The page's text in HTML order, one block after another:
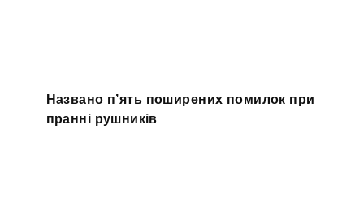
Названо п’ять поширених помилок при
пранні рушників